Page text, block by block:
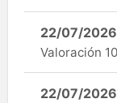
22/07/2026
Valoración
22/07/2026